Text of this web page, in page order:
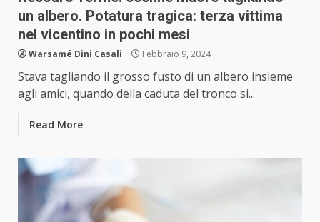
un albero. Potatura tragica: terza vittima
nel vicentino in pochi mesi
Warsamé Dini Casali Febbraio 9, 2024
Stava tagliando il grosso fusto di un albero insieme
agli amici, quando della caduta del tronco si...
Read More